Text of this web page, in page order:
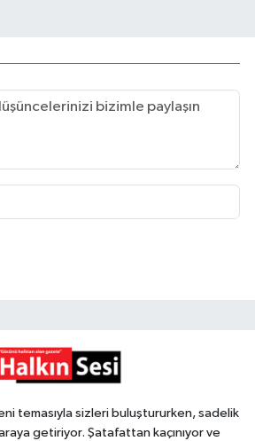
temasıyla sizleri buluştururken, sadelik
getiriyor. Şatafattan kaçınıyor ve